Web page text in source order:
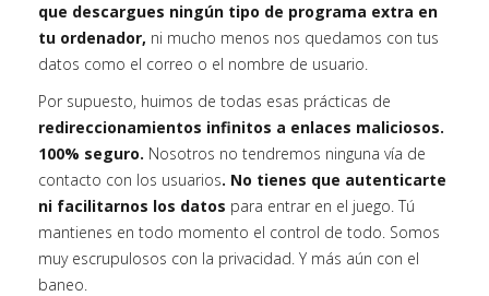
que descargues ningún tipo de programa extra en
tu ordenador, ni mucho menos nos quedamos con tus
datos como el correo o el nombre de usuario.
Por supuesto, huimos de todas esas prácticas de
redireccionamientos infinitos a enlaces maliciosos.
100% seguro. Nosotros no tendremos ninguna vía de
contacto con los usuarios. No tienes que autenticarte
ni facilitarnos los datos para entrar en el juego. Tú
mantienes en todo momento el control de todo. Somos
muy escrupulosos con la privacidad. Y más aún con el
baneo.